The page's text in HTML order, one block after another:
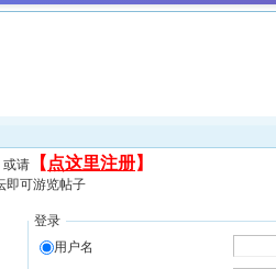
或请 【 点这里注册】
即可游览帖子
登录
用户名